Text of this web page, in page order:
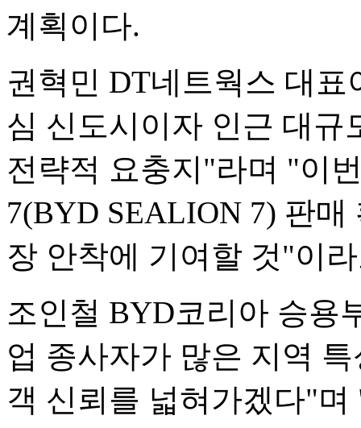
계획이다.
권혁민 DT네트웍스 대
심 신도시이자 인근 대규
전략적 요충지"라며 "이
7(BYD SEALION 7) 판
장 안착에 기여할 것"이
조인철 BYD코리아 승용
업 종사자가 많은 지역
객 신뢰를 넓혀가겠다"